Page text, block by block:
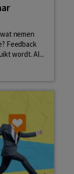
nemen
Feedback
wordt. AI...